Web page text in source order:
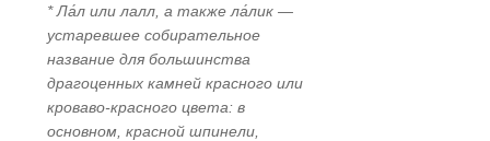
* Ла́л или лалл, а также ла́лик —
устаревшее собирательное
название для большинства
драгоценных камней красного или
кроваво-красного цвета: в
основном, красной шпинели,